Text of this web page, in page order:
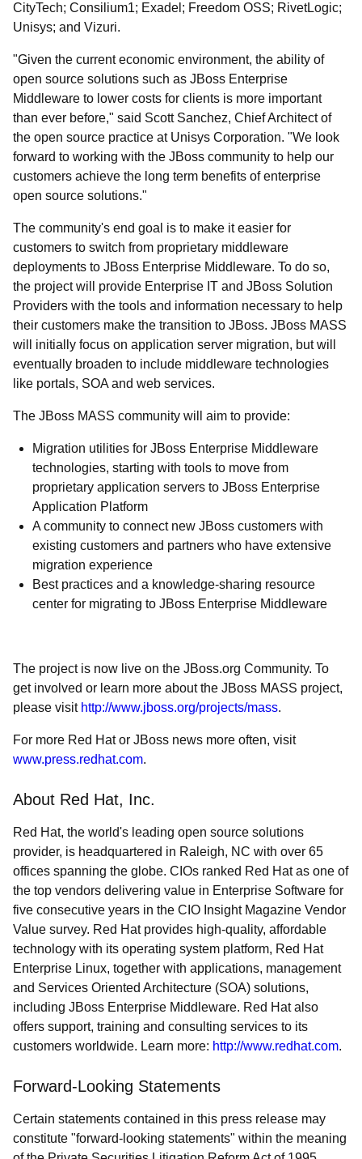
CityTech; Consilium1; Exadel; Freedom OSS; RivetLogic;
Unisys; and Vizuri.
"Given the current economic environment, the ability of
open source solutions such as JBoss Enterprise
Middleware to lower costs for clients is more important
than ever before," said Scott Sanchez, Chief Architect of
the open source practice at Unisys Corporation. "We look
forward to working with the JBoss community to help our
customers achieve the long term benefits of enterprise
open source solutions."
The community's end goal is to make it easier for
customers to switch from proprietary middleware
deployments to JBoss Enterprise Middleware. To do so,
the project will provide Enterprise IT and JBoss Solution
Providers with the tools and information necessary to help
their customers make the transition to JBoss. JBoss MASS
will initially focus on application server migration, but will
eventually broaden to include middleware technologies
like portals, SOA and web services.
The JBoss MASS community will aim to provide:
Migration utilities for JBoss Enterprise Middleware
technologies, starting with tools to move from
proprietary application servers to JBoss Enterprise
Application Platform
A community to connect new JBoss customers with
existing customers and partners who have extensive
migration experience
Best practices and a knowledge-sharing resource
center for migrating to JBoss Enterprise Middleware
The project is now live on the JBoss.org Community. To
get involved or learn more about the JBoss MASS project,
please visit http://www.jboss.org/projects/mass.
For more Red Hat or JBoss news more often, visit
www.press.redhat.com.
About Red Hat, Inc.
Red Hat, the world's leading open source solutions
provider, is headquartered in Raleigh, NC with over 65
offices spanning the globe. CIOs ranked Red Hat as one of
the top vendors delivering value in Enterprise Software for
five consecutive years in the CIO Insight Magazine Vendor
Value survey. Red Hat provides high-quality, affordable
technology with its operating system platform, Red Hat
Enterprise Linux, together with applications, management
and Services Oriented Architecture (SOA) solutions,
including JBoss Enterprise Middleware. Red Hat also
offers support, training and consulting services to its
customers worldwide. Learn more: http://www.redhat.com.
Forward-Looking Statements
Certain statements contained in this press release may
constitute "forward-looking statements" within the meaning